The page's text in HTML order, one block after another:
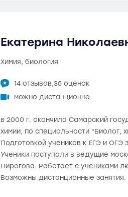
Екатерина
химия, биология
14 отзывов,35 оценок
можно дистанционно
в 2000 г. окончила Самарский
химии, по специальности "Биолог,
Подготовкой учеников к ЕГЭ и ОГЭ
Ученики поступали в ведущие
Пирогова. Работает с учениками
Возможны дистанционные занятия.